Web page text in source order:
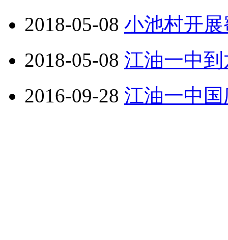
2018-05-08 小池村开
2018-05-08 江油一中
2016-09-28 江油一中